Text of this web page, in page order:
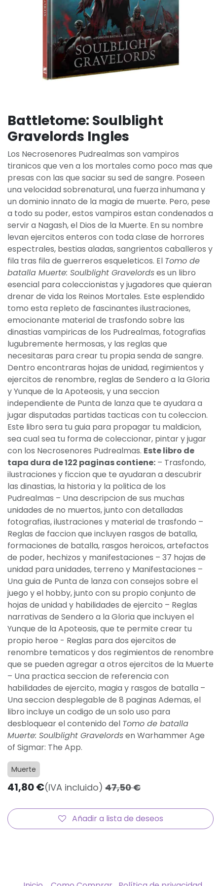
Battletome: Soulblight
Gravelords Ingles
Los Necrosenores Pudrealmas son vampiros
tiranicos que ven a los mortales como poco mas que
presas con las que saciar su sed de sangre. Poseen
una velocidad sobrenatural, una fuerza inhumana y
un dominio innato de la magia de muerte. Pero, pese
a todo su poder, estos vampiros estan condenados a
servir a Nagash, el Dios de la Muerte. En su nombre
levan ejercitos enteros con toda clase de horrores
espectrales, bestias aladas, sangrientos caballeros y
fila tras fila de guerreros esqueleticos. El Tomo de
batalla Muerte: Soulblight Gravelordses un libro
esencial para coleccionistas y jugadores que quieran
drenar de vida los Reinos Mortales. Este esplendido
tomo esta repleto de fascinantes ilustraciones,
emocionante material de trasfondo sobre las
dinastias vampiricas de los Pudrealmas, fotografias
lugubremente hermosas, y las reglas que
necesitaras para crear tu propia senda de sangre.
Dentro encontraras hojas de unidad, regimientos y
ejercitos de renombre, reglas de Sendero a la Gloria
y Yunque de la Apoteosis, y una seccion
independiente de Punta de lanza que te ayudara a
jugar disputadas partidas tacticas con tu coleccion.
Este libro sera tu guia para propagar tu maldicion,
sea cual sea tu forma de coleccionar, pintar y jugar
con los Necrosenores Pudrealmas. Este libro de
tapa dura de 122 paginas contiene: – Trasfondo,
ilustraciones y ficcion que te ayudaran a descubrir
las dinastias, la historia y la politica de los
Pudrealmas – Una descripcion de sus muchas
unidades de no muertos, junto con detalladas
fotografias, ilustraciones y material de trasfondo –
Reglas de faccion que incluyen rasgos de batalla,
formaciones de batalla, rasgos heroicos, artefactos
de poder, hechizos y manifestaciones – 37 hojas de
unidad para unidades, terreno y Manifestaciones –
Una guia de Punta de lanza con consejos sobre el
juego y el hobby, junto con su propio conjunto de
hojas de unidad y habilidades de ejercito – Reglas
narrativas de Sendero a la Gloria que incluyen el
Yunque de la Apoteosis, que te permite crear tu
propio heroe - Reglas para dos ejercitos de
renombre tematicos y dos regimientos de renombre
que se pueden agregar a otros ejercitos de la Muerte
– Una practica seccion de referencia con
habilidades de ejercito, magia y rasgos de batalla –
Una seccion desplegable de 8 paginas Ademas, el
libro incluye un codigo de un solo uso para
desbloquear el contenido del Tomo de batalla
Muerte: Soulblight Gravelordsen Warhammer Age
of Sigmar: The App.
Muerte
41,80€(IVA incluido) 47,50€
Añadir a lista de deseos